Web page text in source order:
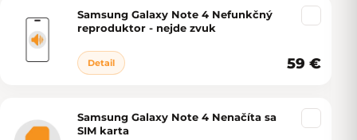
Samsung Galaxy Note 4 Nefunkčný
reproduktor - nejde zvuk
Detail 59 €
Samsung Galaxy Note 4 Nenačíta sa
SIM karta